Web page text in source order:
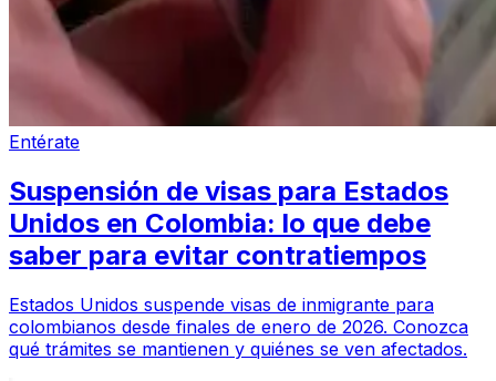
Entérate
Suspensión de visas para Estados
Unidos en Colombia: lo que debe
saber para evitar contratiempos
Estados Unidos suspende visas de inmigrante para
colombianos desde finales de enero de 2026. Conozca
qué trámites se mantienen y quiénes se ven afectados.